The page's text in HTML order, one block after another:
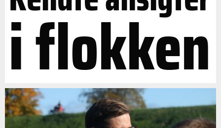
i flokken